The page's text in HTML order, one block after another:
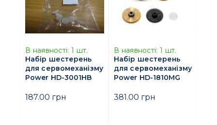
В наявності: 1 шт.
Набір шестерень
для сервомеханізму
Power HD-3001HB
187.00 грн
В наявності: 1 шт.
Набір шестерень
для сервомеханізму
Power HD-1810MG
381.00 грн